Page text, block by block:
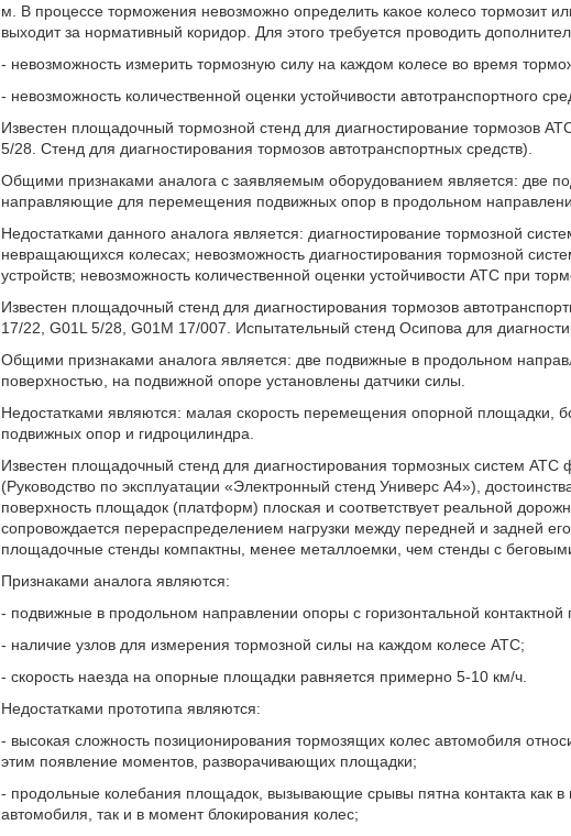
м. В процессе торможения невозможно определить какое колесо тормозит
выходит за нормативный коридор. Для этого требуется проводить
- невозможность измерить тормозную силу на каждом колесе во время
- невозможность количественной оценки устойчивости автотранспортного
Известен площадочный тормозной стенд для диагностирование тормозов
5/28. Стенд для диагностирования тормозов автотранспортных средств).
Общими признаками аналога с заявляемым оборудованием является: две
направляющие для перемещения подвижных опор в продольном
Недостатками данного аналога является: диагностирование тормозной
невращающихся колесах; невозможность диагностирования тормозной
устройств; невозможность количественной оценки устойчивости АТС при
Известен площадочный стенд для диагностирования тормозов
17/22, G01L 5/28, G01M 17/007. Испытательный стенд Осипова для
Общими признаками аналога является: две подвижные в продольном
поверхностью, на подвижной опоре установлены датчики силы.
Недостатками являются: малая скорость перемещения опорной площадки,
подвижных опор и гидроцилиндра.
Известен площадочный стенд для диагностирования тормозных систем
(Руководство по эксплуатации «Электронный стенд Универс А4»),
поверхность площадок (платформ) плоская и соответствует реальной
сопровождается перераспределением нагрузки между передней и задней
площадочные стенды компактны, менее металлоемки, чем стенды с
Признаками аналога являются:
- подвижные в продольном направлении опоры с горизонтальной контактной
- наличие узлов для измерения тормозной силы на каждом колесе АТС;
- скорость наезда на опорные площадки равняется примерно 5-10 км/ч.
Недостатками прототипа являются:
- высокая сложность позиционирования тормозящих колес автомобиля
этим появление моментов, разворачивающих площадки;
- продольные колебания площадок, вызывающие срывы пятна контакта как
автомобиля, так и в момент блокирования колес;